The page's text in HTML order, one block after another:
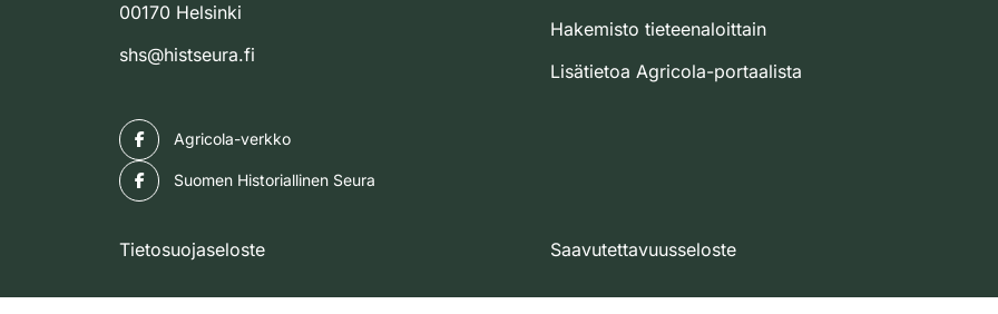
00170 Helsinki
shs@histseura.fi
Hakemisto tieteenaloittain
Lisätietoa Agricola-portaalista
Agricola-verkko
Suomen Historiallinen Seura
Tietosuojaseloste Saavutettavuusseloste